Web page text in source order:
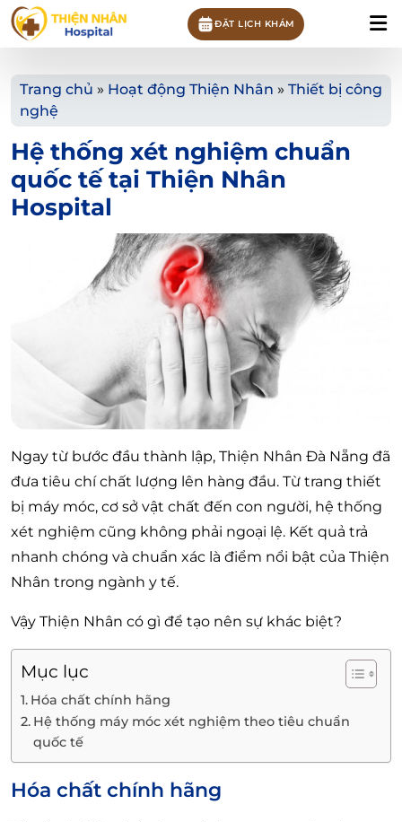
ĐẶT LỊCH KHÁM
Trang chủ » Hoạt động Thiện Nhân » Thiết bị công
nghệ
Hệ thống xét nghiệm chuẩn
quốc tế tại Thiện Nhân
Hospital
Ngay từ bước đầu thành lập, Thiện Nhân Đà Nẵng đã
đưa tiêu chí chất lượng lên hàng đầu. Từ trang thiết
bị máy móc, cơ sở vật chất đến con người, hệ thống
xét nghiệm cũng không phải ngoại lệ. Kết quả trả
nhanh chóng và chuẩn xác là điểm nổi bật của Thiện
Nhân trong ngành y tế.
Vậy Thiện Nhân có gì để tạo nên sự khác biệt?
Mục lục
Hóa chất chính hãng
Hệ thống máy móc xét nghiệm theo tiêu chuẩn
quốc tế
Hóa chất chính hãng